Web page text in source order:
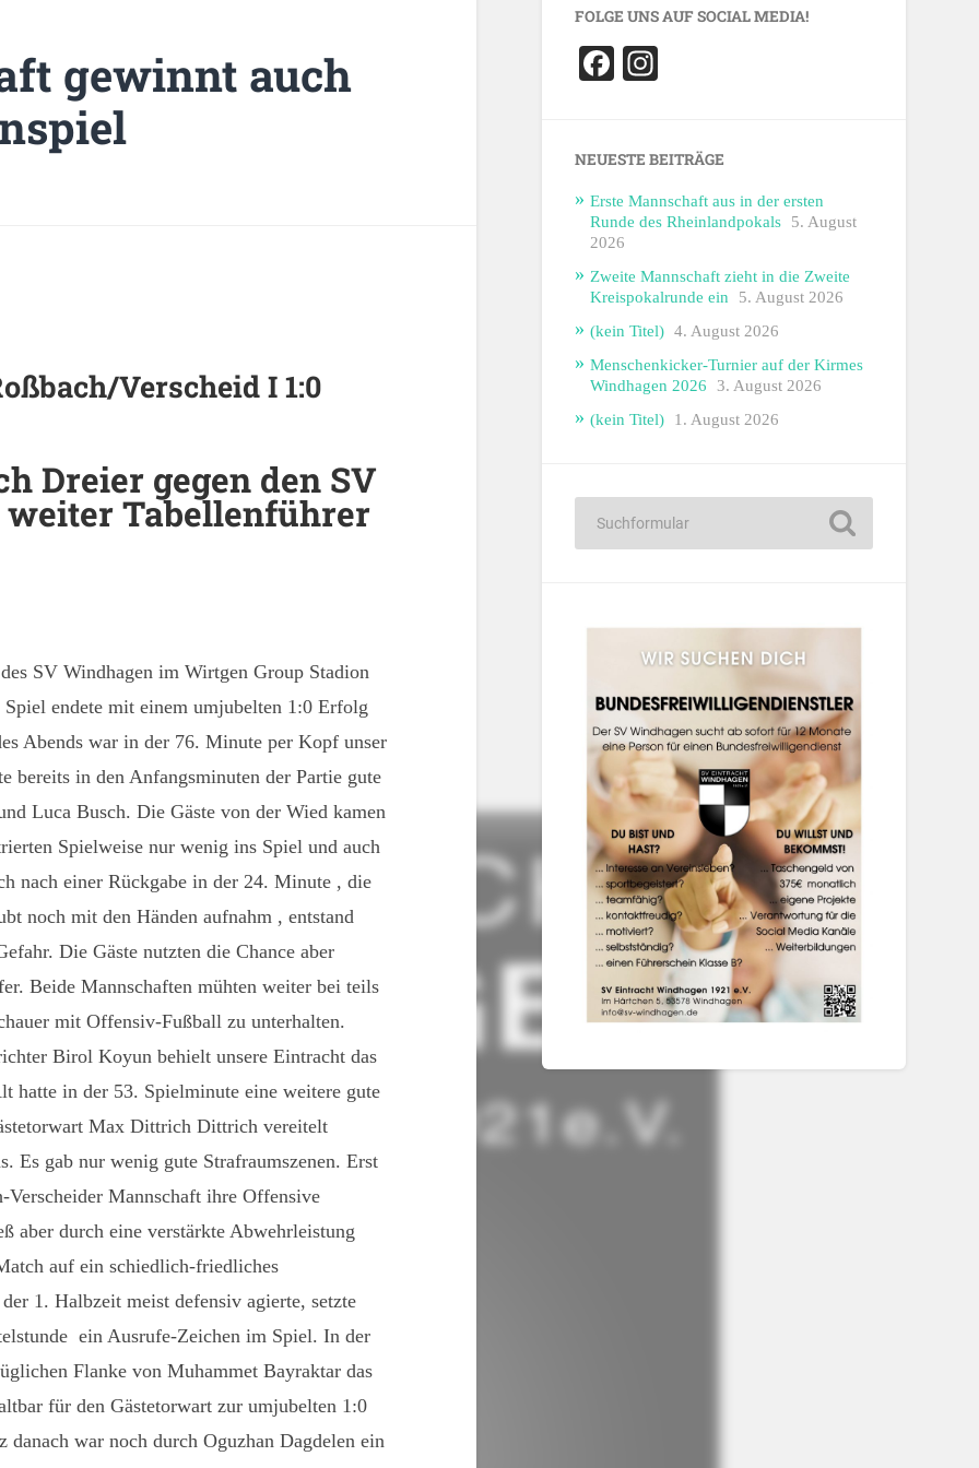
gewinnt auch
Verscheid I 1:0
Dreier gegen den SV
Tabellenführer
SV Windhagen im Wirtgen Group Stadion
endete mit einem umjubelten 1:0 Erfolg
Abends war in der 76. Minute per Kopf unser
bereits in den Anfangsminuten der Partie gute
Luca Busch. Die Gäste von der Wied kamen
Spielweise nur wenig ins Spiel und auch
nach einer Rückgabe in der 24. Minute , die
noch mit den Händen aufnahm , entstand
Die Gäste nutzten die Chance aber
Beide Mannschaften mühten weiter bei teils
mit Offensiv-Fußball zu unterhalten.
Birol Koyun behielt unsere Eintracht das
hatte in der 53. Spielminute eine weitere gute
Max Dittrich Dittrich vereitelt
Es gab nur wenig gute Strafraumszenen. Erst
Mannschaft ihre Offensive
aber durch eine verstärkte Abwehrleistung
auf ein schiedlich-friedliches
1. Halbzeit meist defensiv agierte, setzte
ein Ausrufe-Zeichen im Spiel. In der
Flanke von Muhammet Bayraktar das
für den Gästetorwart zur umjubelten 1:0
war noch durch Oguzhan Dagdelen ein
FOLGE UNS AUF SOCIAL MEDIA!
Facebook
NEUESTE BEITRÄGE
Erste Mannschaft aus in der ersten
Runde des Rheinlandpokals 5. August
2026
Zweite Mannschaft zieht in die Zweite
Kreispokalrunde ein
5. August 2026
(kein Titel) 4. August 2026
Menschenkicker-Turnier auf der Kirmes
Windhagen 2026 3. August 2026
(kein Titel) 1. August 2026